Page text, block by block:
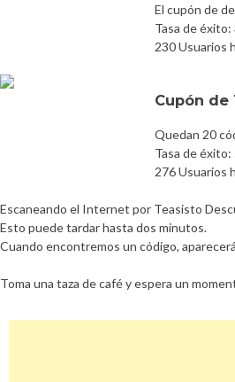
El cupón de
Tasa de éxito:
230 Usuarios
Cupón
Quedan 20
Tasa de éxito:
276 Usuarios
Escaneando el Internet por Teasisto
Esto puede tardar hasta dos minutos.
Cuando encontremos un código,
Toma una taza de café y espera un